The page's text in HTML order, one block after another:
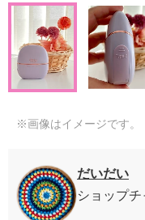
※画像はイメージです。
だいだい
ショップ